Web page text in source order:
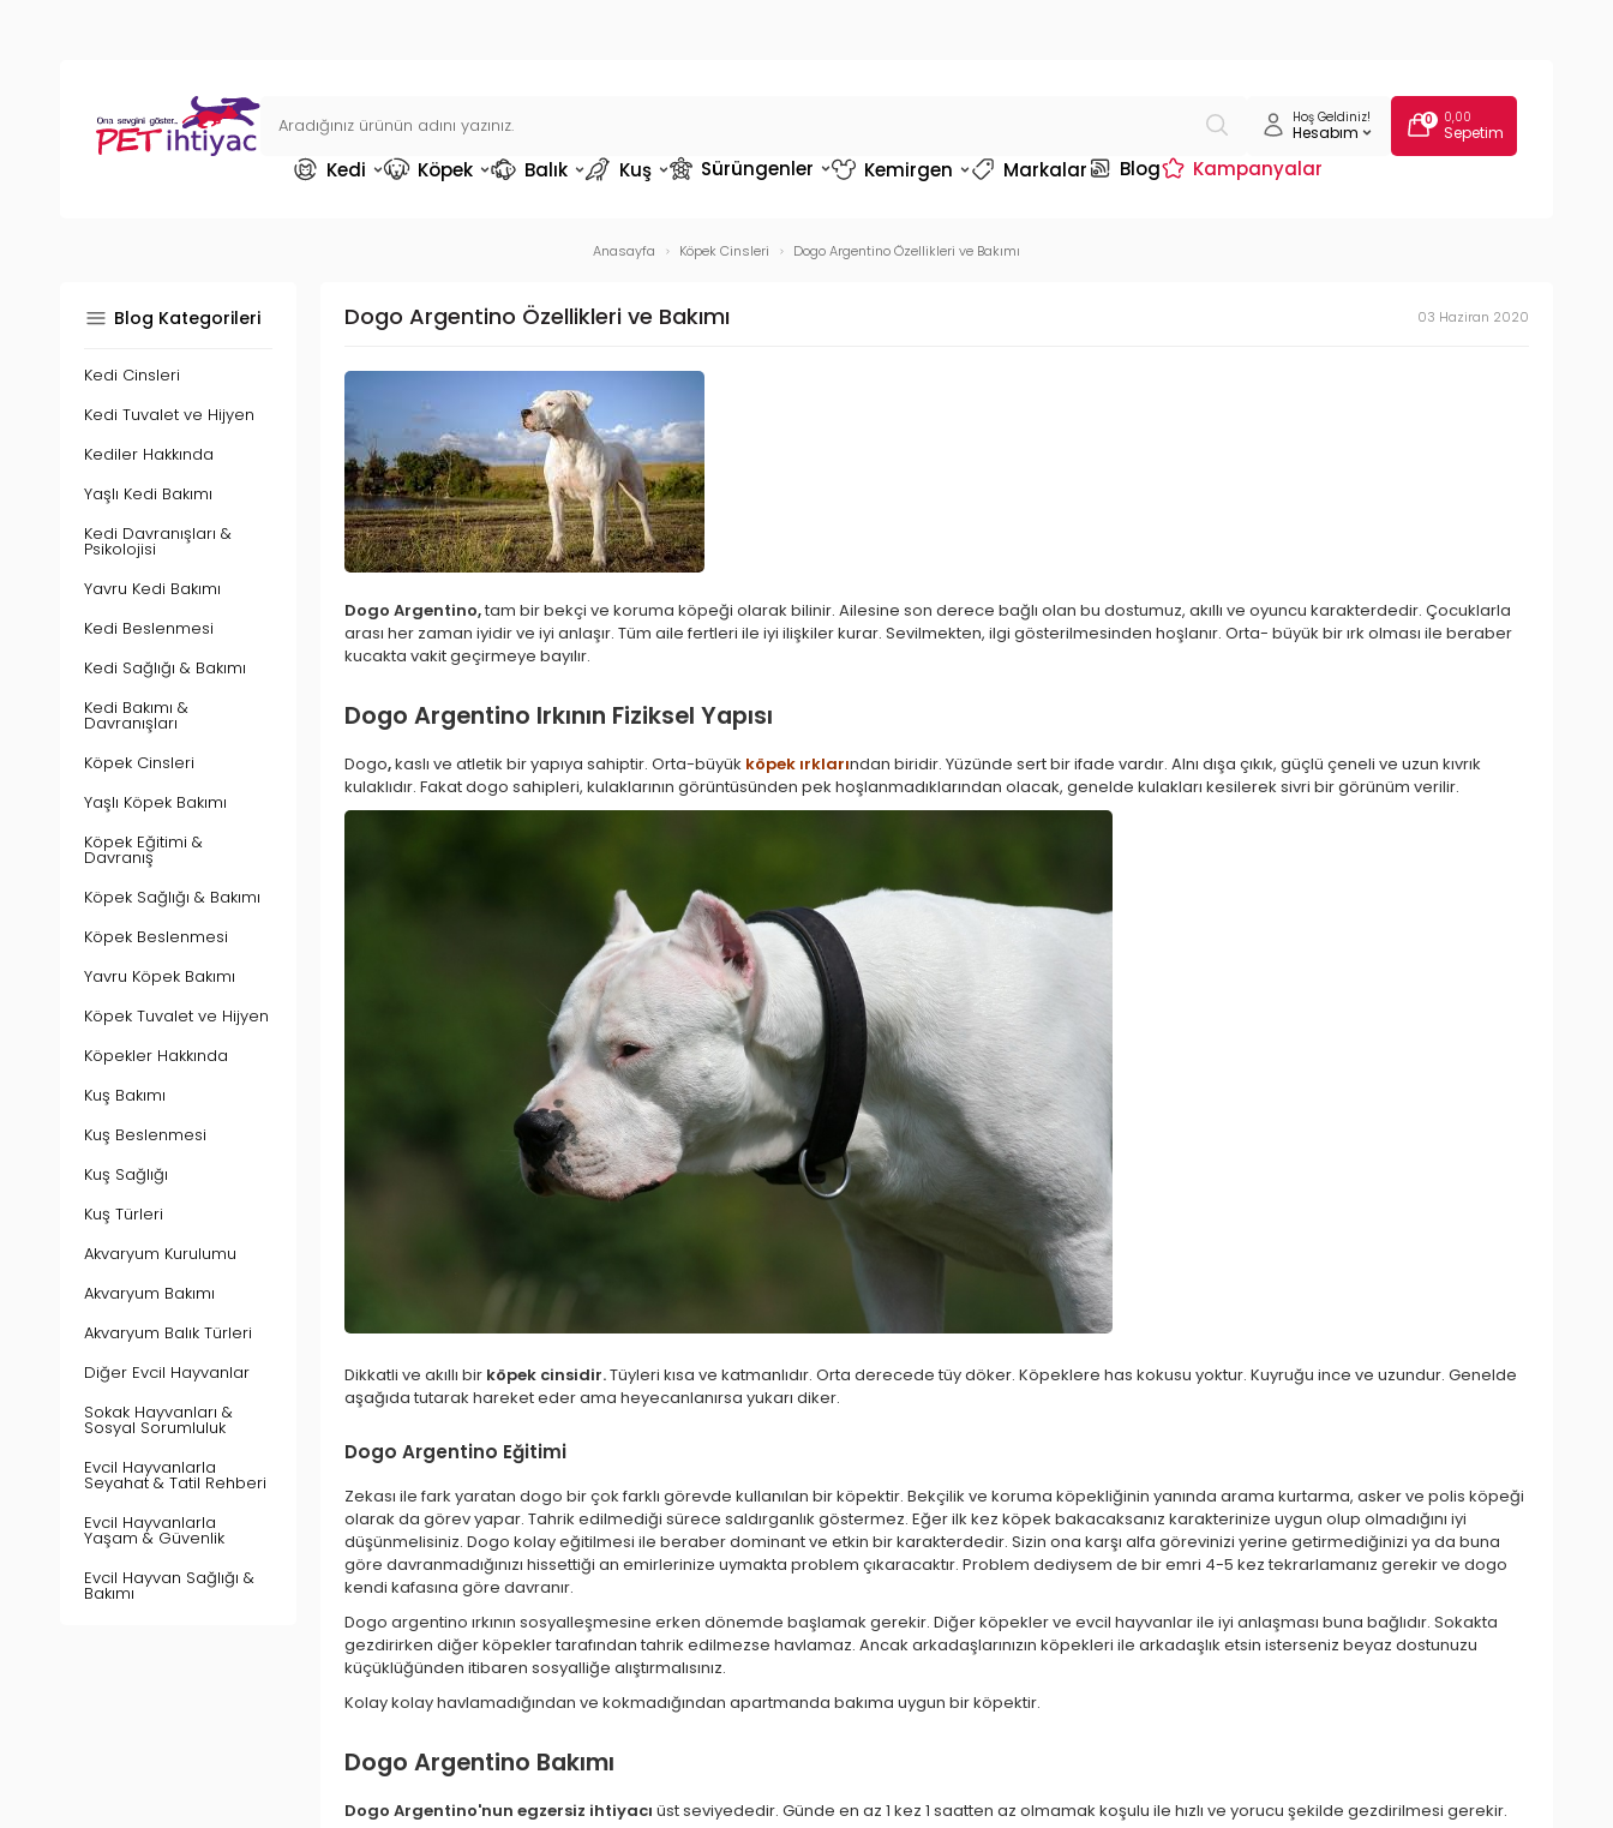
Hoş Geldiniz!
Hesabım
0 0,00
Sepetim
Kedi Köpek Balık Kuş Sürüngenler Kemirgen Markalar Blog Kampanyalar
Anasayfa Köpek Cinsleri Dogo Argentino Özellikleri ve Bakımı
Blog Kategorileri
Kedi Cinsleri
Kedi Tuvalet ve Hijyen
Kediler Hakkında
Yaşlı Kedi Bakımı
Kedi Davranışları &
Psikolojisi
Yavru Kedi Bakımı
Kedi Beslenmesi
Kedi Sağlığı & Bakımı
Kedi Bakımı &
Davranışları
Köpek Cinsleri
Yaşlı Köpek Bakımı
Köpek Eğitimi &
Davranış
Köpek Sağlığı & Bakımı
Köpek Beslenmesi
Yavru Köpek Bakımı
Köpek Tuvalet ve Hijyen
Köpekler Hakkında
Kuş Bakımı
Kuş Beslenmesi
Kuş Sağlığı
Kuş Türleri
Akvaryum Kurulumu
Akvaryum Bakımı
Akvaryum Balık Türleri
Diğer Evcil Hayvanlar
Sokak Hayvanları &
Sosyal Sorumluluk
Evcil Hayvanlarla
Seyahat & Tatil Rehberi
Evcil Hayvanlarla
Yaşam & Güvenlik
Evcil Hayvan Sağlığı &
Bakımı
Dogo Argentino Özellikleri ve Bakımı 03 Haziran 2020
Dogo Argentino,tam bir bekçi ve koruma köpeği olarak bilinir. Ailesine son derece bağlı olan bu dostumuz, akıllı ve oyuncu karakterdedir. Çocuklarla
arası her zaman iyidir ve iyi anlaşır. Tüm aile fertleri ile iyi ilişkiler kurar. Sevilmekten, ilgi gösterilmesinden hoşlanır. Orta- büyük bir ırk olması ile beraber
kucakta vakit geçirmeye bayılır.
Dogo Argentino Irkının Fiziksel Yapısı
Dogo,kaslı ve atletik bir yapıya sahiptir. Orta-büyük köpek ırklarından biridir. Yüzünde sert bir ifade vardır. Alnı dışa çıkık, güçlü çeneli ve uzun kıvrık
kulaklıdır. Fakat dogo sahipleri, kulaklarının görüntüsünden pek hoşlanmadıklarından olacak, genelde kulakları kesilerek sivri bir görünüm verilir.
Dikkatli ve akıllı bir köpek cinsidir.Tüyleri kısa ve katmanlıdır. Orta derecede tüy döker. Köpeklere has kokusu yoktur. Kuyruğu ince ve uzundur. Genelde
aşağıda tutarak hareket eder ama heyecanlanırsa yukarı diker.
Dogo Argentino Eğitimi
Zekası ile fark yaratan dogo bir çok farklı görevde kullanılan bir köpektir. Bekçilik ve koruma köpekliğinin yanında arama kurtarma, asker ve polis köpeği
olarak da görev yapar. Tahrik edilmediği sürece saldırganlık göstermez. Eğer ilk kez köpek bakacaksanız karakterinize uygun olup olmadığını iyi
düşünmelisiniz. Dogo kolay eğitilmesi ile beraber dominant ve etkin bir karakterdedir. Sizin ona karşı alfa görevinizi yerine getirmediğinizi ya da buna
göre davranmadığınızı hissettiği an emirlerinize uymakta problem çıkaracaktır. Problem dediysem de bir emri 4-5 kez tekrarlamanız gerekir ve dogo
kendi kafasına göre davranır.
Dogo argentino ırkının sosyalleşmesine erken dönemde başlamak gerekir. Diğer köpekler ve evcil hayvanlar ile iyi anlaşması buna bağlıdır. Sokakta
gezdirirken diğer köpekler tarafından tahrik edilmezse havlamaz. Ancak arkadaşlarınızın köpekleri ile arkadaşlık etsin isterseniz beyaz dostunuzu
küçüklüğünden itibaren sosyalliğe alıştırmalısınız.
Kolay kolay havlamadığından ve kokmadığından apartmanda bakıma uygun bir köpektir.
Dogo Argentino Bakımı
Dogo Argentino'nun egzersiz ihtiyacı üst seviyededir. Günde en az 1 kez 1 saatten az olmamak koşulu ile hızlı ve yorucu şekilde gezdirilmesi gerekir.